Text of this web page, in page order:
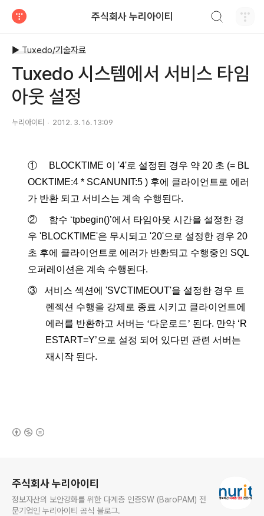
주식회사 누리아이티
▶ Tuxedo/기술자료
Tuxedo 시스템에서 서비스 타임
아웃 설정
누리아이티 2012. 3. 16. 13:09
① BLOCKTIME 이 '4'로 설정된 경우 약20 초 (= BL
OCKTIME:4 * SCANUNIT:5 ) 후에 클라이언트로 에러
가 반환 되고 서비스는 계속 수행된다.
② 함수 ‘tpbegin()’에서 타임아웃 시간을 설정한 경
우 'BLOCKTIME'은 무시되고 '20'으로 설정한 경우 20
초 후에 클라이언트로 에러가 반환되고 수행중인 SQL
오퍼레이션은 계속 수행된다.
③ 서비스 섹션에 'SVCTIMEOUT'을 설정한 경우 트
렌젝션 수행을 강제로 종료 시키고 클라이언트에
에러를 반환하고 서버는 ‘다운로드’ 된다. 만약 ‘R
ESTART=Y’으로 설정 되어 있다면 관련 서버는
재시작 된다.
주식회사 누리아이티
정보자산의 보안강화를 위한 다계층 인증SW (BaroPAM) 전
문기업인 누리아이티 공식 블로그.